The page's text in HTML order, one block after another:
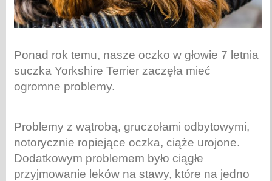
Ponad roktemu, nasze oczko w głowie 7 letnia
suczka Yorkshire Terrier zaczęła mieć
ogromne problemy.
Problemy z wątrobą, gruczołami odbytowymi,
notorycznie ropiejące oczka, ciąże urojone.
Dodatkowym problemem było ciągłe
przyjmowanie leków na stawy, które na jedno